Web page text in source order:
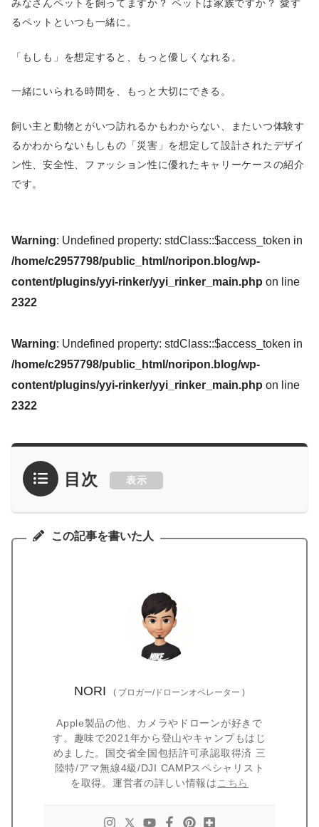
みなさんペットを飼ってますか？ ペットは家族ですか？ 愛す
るペットといつも一緒に。
「もしも」を想定すると、もっと優しくなれる。
一緒にいられる時間を、もっと大切にできる。
飼い主と動物とがいつ訪れるかもわからない、またいつ体験す
るかわからないもしもの「災害」を想定して設計されたデザイ
ン性、安全性、ファッション性に優れたキャリーケースの紹介
です。
Warning: Undefined property: stdClass::$access_token in
/home/c2957798/public_html/noripon.blog/wp-
content/plugins/yyi-rinker/yyi_rinker_main.php on line
2322
Warning: Undefined property: stdClass::$access_token in
/home/c2957798/public_html/noripon.blog/wp-
content/plugins/yyi-rinker/yyi_rinker_main.php on line
2322
目次 表示
この記事を書いた人
NORI ( ブロガー/ドローンオペレーター )
Apple製品の他、カメラやドローンが好きで
す。趣味で2021年から登山やキャンプもはじ
めました。国交省全国包括許可承認取得済 三
陸特/アマ無線4級/DJI CAMPスペシャリスト
を取得。運営者の詳しい情報は こちら